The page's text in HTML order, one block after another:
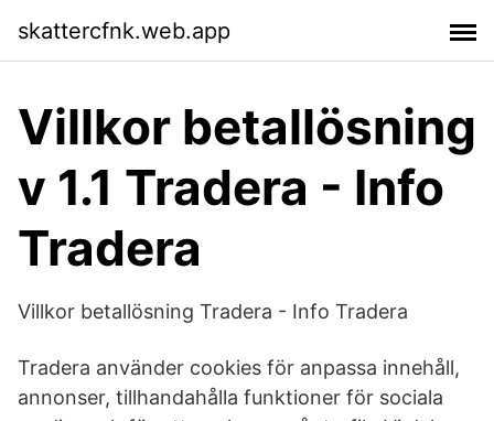
skattercfnk.web.app
Villkor betallösning
v 1.1 Tradera - Info
Tradera
Villkor betallösning Tradera - Info Tradera
Tradera använder cookies för anpassa innehåll,
annonser, tillhandahålla funktioner för sociala